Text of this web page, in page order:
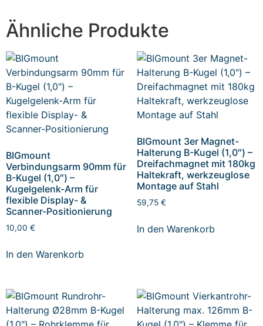
Ähnliche Produkte
BIGmount
Verbindungsarm 90mm für
B-Kugel (1,0″) –
Kugelgelenk-Arm für
flexible Display- &
Scanner-Positionierung
10,00 €
In den Warenkorb
BIGmount 3er Magnet-
Halterung B-Kugel (1,0″) –
Dreifachmagnet mit 180kg
Haltekraft, werkzeuglose
Montage auf Stahl
59,75 €
In den Warenkorb